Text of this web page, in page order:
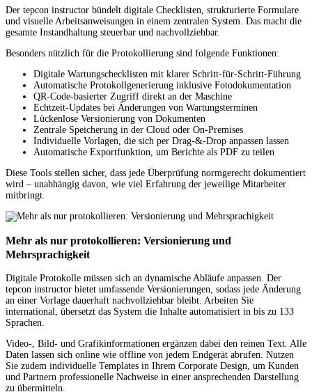
Der tepcon instructor bündelt digitale Checklisten, strukturierte Formulare
und visuelle Arbeitsanweisungen in einem zentralen System. Das macht die
gesamte Instandhaltung steuerbar und nachvollziehbar.
Besonders nützlich für die Protokollierung sind folgende Funktionen:
Digitale Wartungschecklisten mit klarer Schritt-für-Schritt-Führung
Automatische Protokollgenerierung inklusive Fotodokumentation
QR-Code-basierter Zugriff direkt an der Maschine
Echtzeit-Updates bei Änderungen von Wartungsterminen
Lückenlose Versionierung von Dokumenten
Zentrale Speicherung in der Cloud oder On-Premises
Individuelle Vorlagen, die sich per Drag-&-Drop anpassen lassen
Automatische Exportfunktion, um Berichte als PDF zu teilen
Diese Tools stellen sicher, dass jede Überprüfung normgerecht dokumentiert
wird – unabhängig davon, wie viel Erfahrung der jeweilige Mitarbeiter
mitbringt.
Mehr als nur protokollieren: Versionierung und
Mehrsprachigkeit
Digitale Protokolle müssen sich an dynamische Abläufe anpassen. Der
tepcon instructor bietet umfassende Versionierungen, sodass jede Änderung
an einer Vorlage dauerhaft nachvollziehbar bleibt. Arbeiten Sie
international, übersetzt das System die Inhalte automatisiert in bis zu 133
Sprachen.
Video-, Bild- und Grafikinformationen ergänzen dabei den reinen Text. Alle
Daten lassen sich online wie offline von jedem Endgerät abrufen. Nutzen
Sie zudem individuelle Templates in Ihrem Corporate Design, um Kunden
und Partnern professionelle Nachweise in einer ansprechenden Darstellung
zu übermitteln.